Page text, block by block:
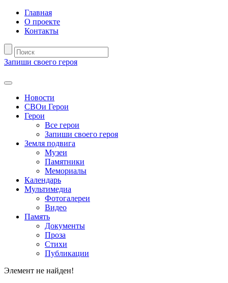
Главная
О проекте
Контакты
Запиши своего героя
Новости
СВОи Герои
Герои
Все герои
Запиши своего героя
Земля подвига
Музеи
Памятники
Мемориалы
Календарь
Мультимедиа
Фотогалереи
Видео
Память
Документы
Проза
Стихи
Публикации
Элемент не найден!